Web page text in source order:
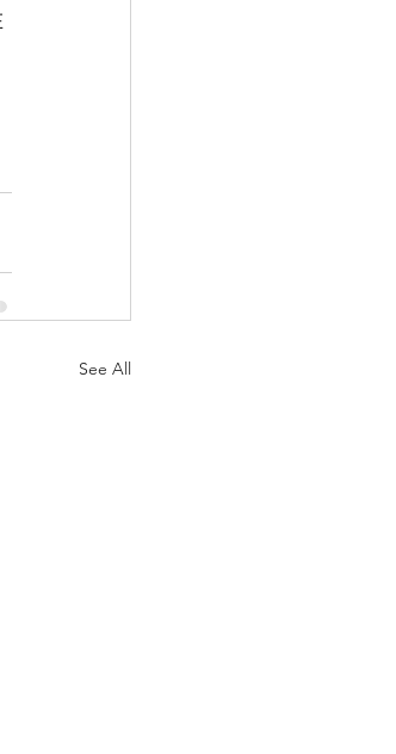
See All